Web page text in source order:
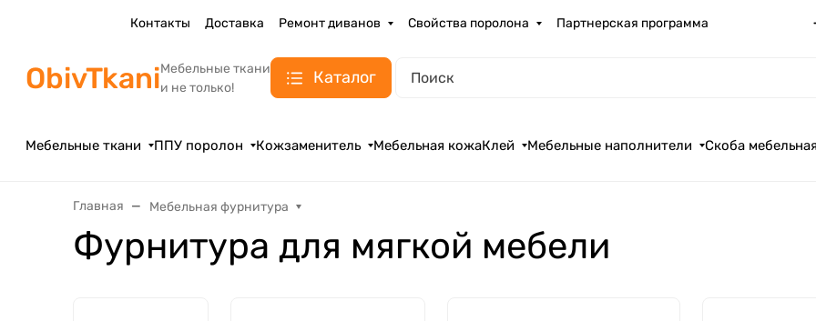
Контакты Доставка Ремонт диванов Свойства поролона Партнерская программа
ObivTkaniМебельные ткани
и не только!
Каталог
Мебельные ткани ППУ поролон Кожзаменитель Мебельная кожаКлей Мебельные наполнители Скоба
Главная Мебельная фурнитура
Фурнитура для мягкой мебели